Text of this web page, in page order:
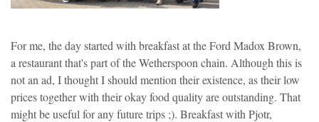
For me, the day started with breakfast at the Ford Madox Brown,
a restaurant that's part of the Wetherspoon chain. Although this is
not an ad, I thought I should mention their existence, as their low
prices together with their okay food quality are outstanding. That
might be useful for any future trips ;). Breakfast with Pjotr,